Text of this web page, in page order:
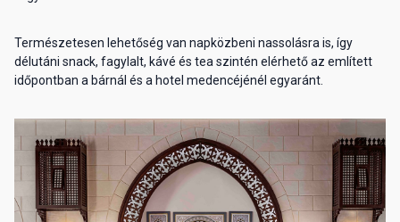
Természetesen lehetőség van napközbeni nassolásra is, így
délutáni snack, fagylalt, kávé és tea szintén elérhető az említett
időpontban a bárnál és a hotel medencéjénél egyaránt.